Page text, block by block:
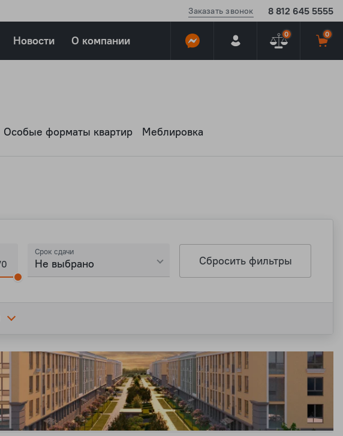
Заказать звонок 8 812 645 5555
Новости О компании 0 0
Особые форматы квартир Меблировка
Срок сдачи
Не выбрано Сбросить фильтры